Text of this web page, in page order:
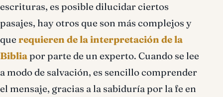
escrituras, es posible dilucidar ciertos
pasajes, hay otros que son más complejos y
que requieren de la interpretación de la
Bibliapor parte de un experto. Cuando se lee
a modo de salvación, es sencillo comprender
el mensaje, gracias a la sabiduría por la fe en